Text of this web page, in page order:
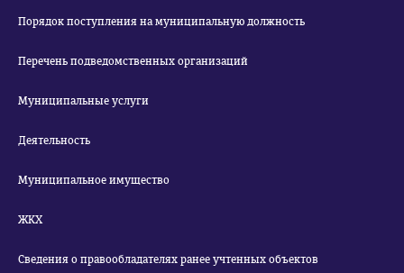
Порядок поступления на муниципальную должность
Перечень подведомственных организаций
Муниципальные услуги
Деятельность
Муниципальное имущество
ЖКХ
Сведения о правообладателях ранее учтенных объектов